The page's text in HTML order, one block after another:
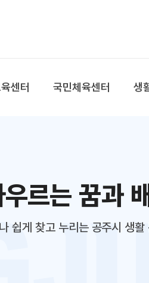
센터 국민체육센터 생
르는 꿈과
쉽게 찾고 누리는 공주시 생활